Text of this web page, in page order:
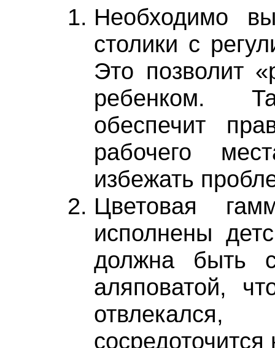
Необходимо
столики с
Это позволит
ребенком.
обеспечит
рабочего
избежать
Цветовая
исполнены
должна быть
аляповатой,